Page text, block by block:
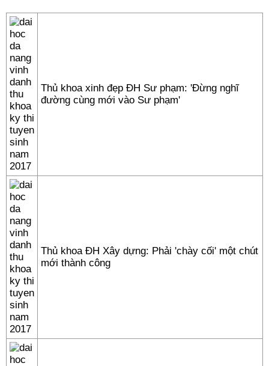
Thủ khoa xinh đẹp ĐH Sư phạm: 'Đừng nghĩ
đường cùng mới vào Sư phạm'
Thủ khoa ĐH Xây dựng: Phải 'chày cối' một chút
mới thành công